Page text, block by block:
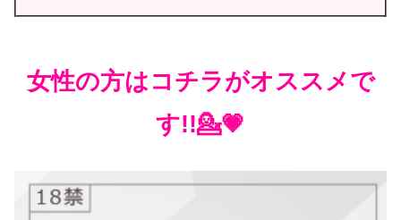
女性の方はコチラがオススメで
す!!💁💗